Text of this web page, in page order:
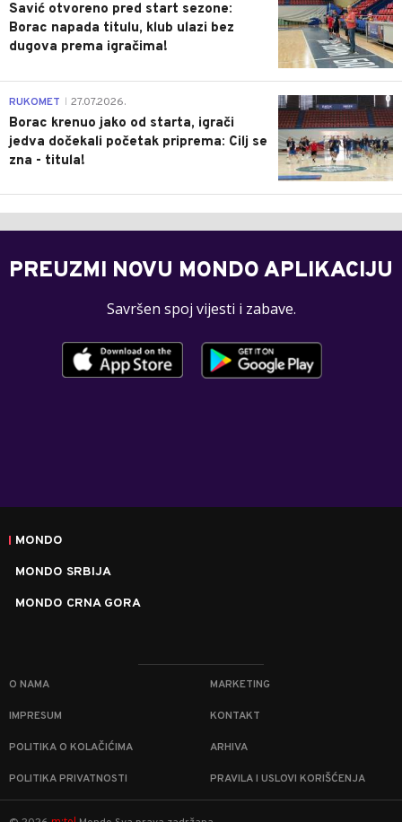
Savić otvoreno pred start sezone:
Borac napada titulu, klub ulazi bez
dugova prema igračima!
0
RUKOMET 27.07.2026.
Borac krenuo jako od starta, igrači
jedva dočekali početak priprema: Cilj se
zna - titula!
PREUZMI NOVU MONDO APLIKACIJU
Savršen spoj vijesti i zabave.
MONDO
MONDO SRBIJA
MONDO CRNA GORA
O NAMA MARKETING
IMPRESUM KONTAKT
POLITIKA O KOLAČIĆIMA ARHIVA
POLITIKA PRIVATNOSTI PRAVILA I USLOVI KORIŠĆENJA